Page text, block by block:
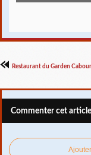
Restaurant du Garden
Commenter cet article